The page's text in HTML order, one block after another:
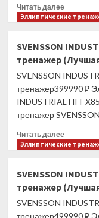
Читать далееПрочитать
больше
HIT
XA860
(Лучшая
цена)
Эллиптические
SVENSSON
тренажер
SVENSSON
тренажер399990 ₽
INDUSTRIAL HIT
тренажер
Читать далееПрочитать
больше
HIT
X850
LX
Эллиптические
SVENSSON
тренажер
SVENSSON
тренажер499990 ₽